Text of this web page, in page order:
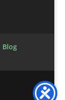
Blog